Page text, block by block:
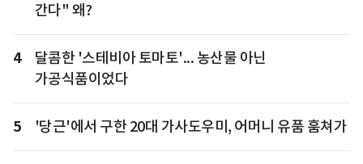
간다" 왜?
4
달콤한 '스테비아 토마토'... 농산물 아닌
가공식품이었다
5 '당근'에서 구한 20대 가사도우미, 어머니 유품 훔쳐가